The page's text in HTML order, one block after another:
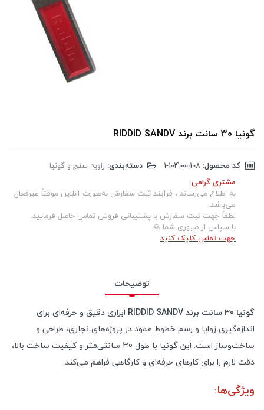
گونیا 30 سانت برند RIDDID SANDV
کد محصول: دسته‌بندی: زاویه سنج و گونیا
مشتری گرامی:
به اطلاع می‌رساند ، فرآیند ثبت سفارش به‌صورت آنلاین موقتاً غیرفعال
می‌باشد.
لطفاً جهت ثبت سفارش با پشتیبانی فروش تماس حاصل فرمایید.
با سپاس از صبوری شما 🙏
جهت تماس کلیک کنید
توضیحات
گونیا 30 سانت برند RIDDID SANDV
ابزاری دقیق و حرفه‌ای برای
اندازه‌گیری زوایا و رسم خطوط عمود در پروژه‌های نجاری، طراحی و
ساخت‌وساز است. این گونیا با طول 30 سانتی‌متر و کیفیت ساخت بالا،
دقت لازم را برای کارهای حرفه‌ای و کارگاهی فراهم می‌کند.
ویژگی‌ها: